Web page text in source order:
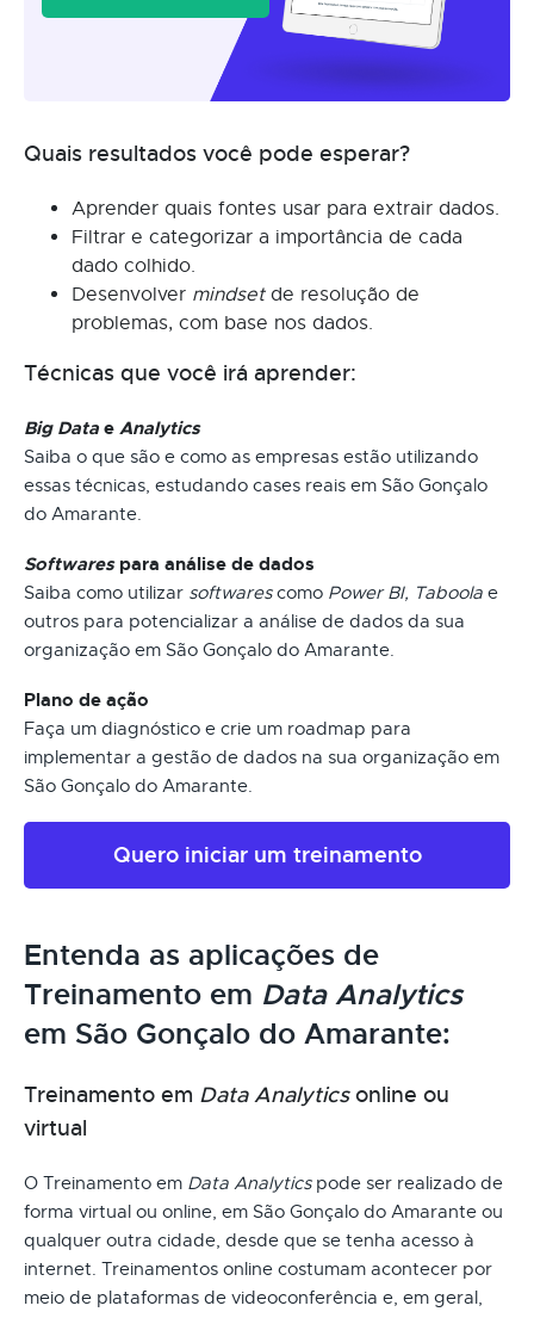
Quais resultados você pode esperar?
Aprender quais fontes usar para extrair dados.
Filtrar e categorizar a importância de cada
dado colhido.
Desenvolver mindsetde resolução de
problemas, com base nos dados.
Técnicas que você irá aprender:
Big Data e Analytics
Saiba o que são e como as empresas estão utilizando
essas técnicas, estudando cases reais em São Gonçalo
do Amarante.
Softwarespara análise de dados
Saiba como utilizar softwarescomo Power BI, Taboola e
outros para potencializar a análise de dados da sua
organização em São Gonçalo do Amarante.
Plano de ação
Faça um diagnóstico e crie um roadmap para
implementar a gestão de dados na sua organização em
São Gonçalo do Amarante.
Quero iniciar um treinamento
Entenda as aplicações de
Treinamento em Data Analytics
em São Gonçalo do Amarante:
Treinamento em Data Analyticsonline ou
virtual
O Treinamento em Data Analyticspode ser realizado de
forma virtual ou online, em São Gonçalo do Amarante ou
qualquer outra cidade, desde que se tenha acesso à
internet. Treinamentos online costumam acontecer por
meio de plataformas de videoconferência e, em geral,